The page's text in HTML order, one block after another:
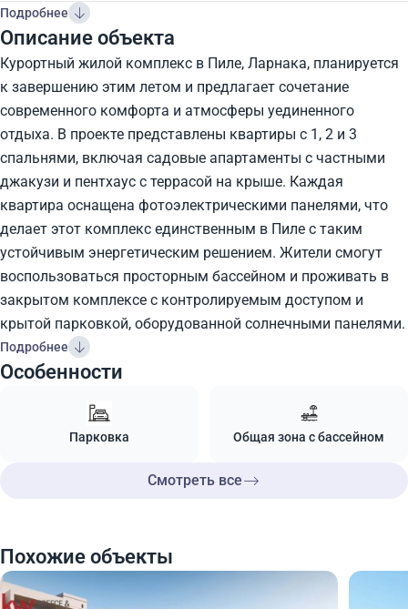
Подробнее
Описание объекта
Курортный жилой комплекс в Пиле, Ларнака, планируется
к завершению этим летом и предлагает сочетание
современного комфорта и атмосферы уединенного
отдыха. В проекте представлены квартиры с 1, 2 и 3
спальнями, включая садовые апартаменты с частными
джакузи и пентхаус с террасой на крыше. Каждая
квартира оснащена фотоэлектрическими панелями, что
делает этот комплекс единственным в Пиле с таким
устойчивым энергетическим решением. Жители смогут
воспользоваться просторным бассейном и проживать в
закрытом комплексе с контролируемым доступом и
крытой парковкой, оборудованной солнечными панелями.
Подробнее
Особенности
Парковка Общая зона с бассейном
Смотреть все
Похожие объекты